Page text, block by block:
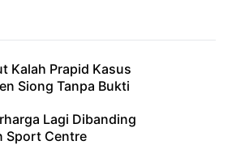
Kalah Prapid Kasus
Siong Tanpa Bukti
Lagi Dibanding
Sport Centre